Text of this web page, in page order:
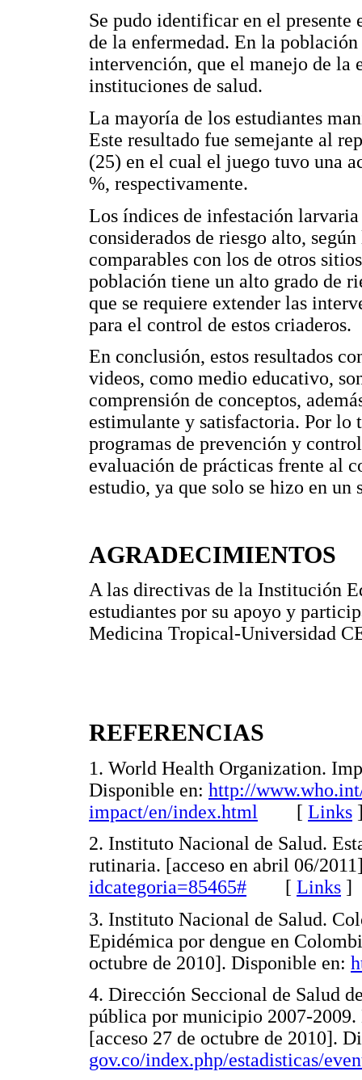
Se pudo identificar en el presente
de la enfermedad. En la
intervención, que el manejo de la
instituciones de salud.
La mayoría de los estudiantes
Este resultado fue semejante al
(25) en el cual el juego tuvo una
%, respectivamente.
Los índices de infestación
considerados de riesgo alto,
comparables con los de otros
población tiene un alto grado de
que se requiere extender las
para el control de estos criaderos.
En conclusión, estos resultados
videos, como medio educativo,
comprensión de conceptos,
estimulante y satisfactoria. Por lo
programas de prevención y
evaluación de prácticas frente al
estudio, ya que solo se hizo en un
AGRADECIMIENTOS
A las directivas de la Institución
estudiantes por su apoyo y
Medicina Tropical-Universidad
REFERENCIAS
1. World Health Organization.
Disponible en: http://
impact/en/index.html [ Links
2. Instituto Nacional de Salud.
rutinaria. [acceso en abril 06/
idcategoria=85465# [ Links ]
3. Instituto Nacional de Salud.
Epidémica por dengue en
octubre de 2010]. Disponible en:
4. Dirección Seccional de Salud
pública por municipio 2007-2009.
[acceso 27 de octubre de 2010].
gov.co/index.php/estadisticas/